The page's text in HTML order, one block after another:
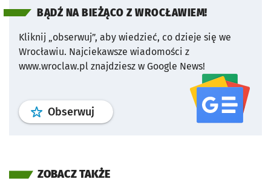
BĄDŹ NA BIEŻĄCO Z WROCŁAWIEM!
Kliknij „obserwuj”, aby wiedzieć, co dzieje się we
Wrocławiu. Najciekawsze wiadomości z
www.wroclaw.pl znajdziesz w Google News!
Obserwuj profil serwisu
ZOBACZ TAKŻE